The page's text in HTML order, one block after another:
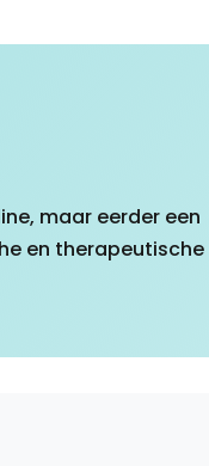
maar eerder een
en